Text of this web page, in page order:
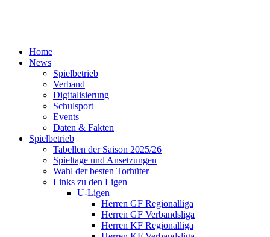
Home
News
Spielbetrieb
Verband
Digitalisierung
Schulsport
Events
Daten & Fakten
Spielbetrieb
Tabellen der Saison 2025/26
Spieltage und Ansetzungen
Wahl der besten Torhüter
Links zu den Ligen
U-Ligen
Herren GF Regionalliga
Herren GF Verbandsliga
Herren KF Regionalliga